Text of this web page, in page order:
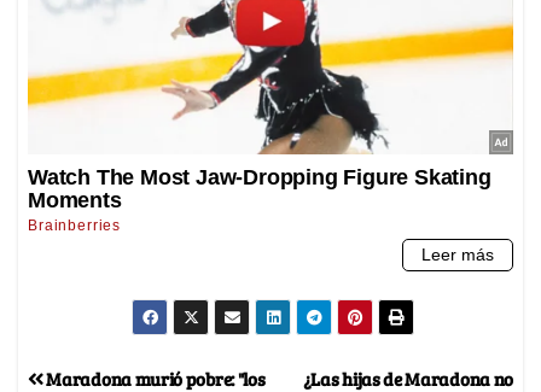
¿Las hijas de Maradona no
Maradona murió pobre: "los